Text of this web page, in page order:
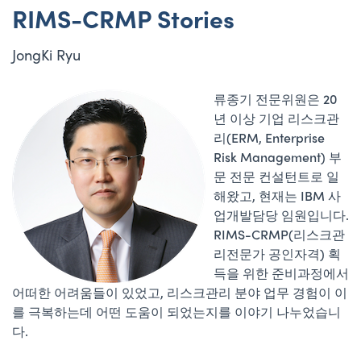
RIMS-CRMP Stories
JongKi Ryu
류종기 전문위원은 20
년 이상 기업 리스크관
리(ERM, Enterprise
Risk Management) 부
문 전문 컨설턴트로 일
해왔고, 현재는 IBM 사
업개발담당 임원입니다.
RIMS-CRMP(리스크관
리전문가 공인자격) 획
득을 위한 준비과정에서
어떠한 어려움들이 있었고, 리스크관리 분야 업무 경험이 이
를 극복하는데 어떤 도움이 되었는지를 이야기 나누었습니
다.